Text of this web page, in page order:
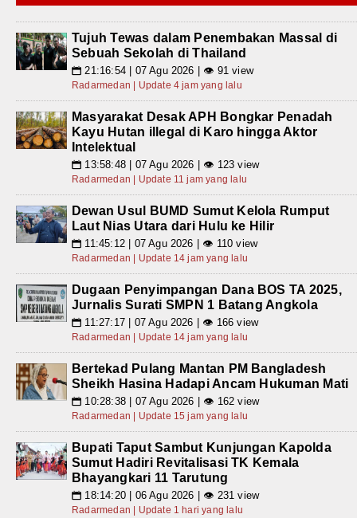
Tujuh Tewas dalam Penembakan Massal di
Sebuah Sekolah di Thailand
📅 21:16:54 | 07 Agu 2026 | 👁 91 view
Radarmedan | Update 4 jam yang lalu
Masyarakat Desak APH Bongkar Penadah
Kayu Hutan illegal di Karo hingga Aktor
Intelektual
📅 13:58:48 | 07 Agu 2026 | 👁 123 view
Radarmedan | Update 11 jam yang lalu
Dewan Usul BUMD Sumut Kelola Rumput
Laut Nias Utara dari Hulu ke Hilir
📅 11:45:12 | 07 Agu 2026 | 👁 110 view
Radarmedan | Update 14 jam yang lalu
Dugaan Penyimpangan Dana BOS TA 2025,
Jurnalis Surati SMPN 1 Batang Angkola
📅 11:27:17 | 07 Agu 2026 | 👁 166 view
Radarmedan | Update 14 jam yang lalu
Bertekad Pulang Mantan PM Bangladesh
Sheikh Hasina Hadapi Ancam Hukuman Mati
📅 10:28:38 | 07 Agu 2026 | 👁 162 view
Radarmedan | Update 15 jam yang lalu
Bupati Taput Sambut Kunjungan Kapolda
Sumut Hadiri Revitalisasi TK Kemala
Bhayangkari 11 Tarutung
📅 18:14:20 | 06 Agu 2026 | 👁 231 view
Radarmedan | Update 1 hari yang lalu